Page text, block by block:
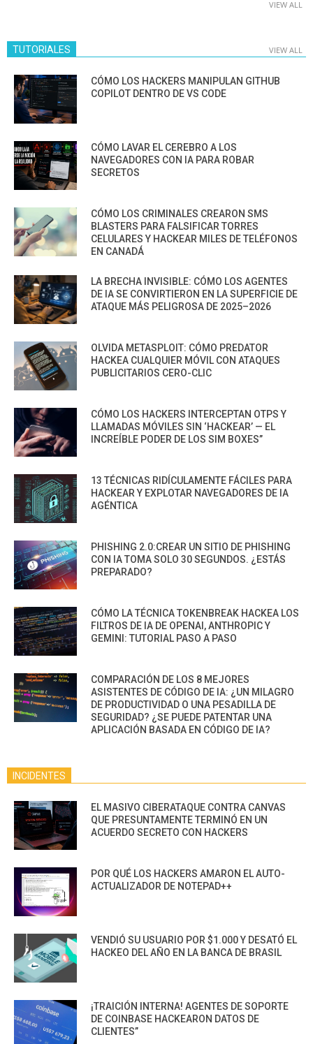
VIEW ALL
TUTORIALES VIEW ALL
CÓMO LOS HACKERS MANIPULAN GITHUB
COPILOT DENTRO DE VS CODE
CÓMO LAVAR EL CEREBRO A LOS
NAVEGADORES CON IA PARA ROBAR
SECRETOS
CÓMO LOS CRIMINALES CREARON SMS
BLASTERS PARA FALSIFICAR TORRES
CELULARES Y HACKEAR MILES DE TELÉFONOS
EN CANADÁ
LA BRECHA INVISIBLE: CÓMO LOS AGENTES
DE IA SE CONVIRTIERON EN LA SUPERFICIE DE
ATAQUE MÁS PELIGROSA DE 2025–2026
OLVIDA METASPLOIT: CÓMO PREDATOR
HACKEA CUALQUIER MÓVIL CON ATAQUES
PUBLICITARIOS CERO-CLIC
CÓMO LOS HACKERS INTERCEPTAN OTPS Y
LLAMADAS MÓVILES SIN ‘HACKEAR’ — EL
INCREÍBLE PODER DE LOS SIM BOXES”
13 TÉCNICAS RIDÍCULAMENTE FÁCILES PARA
HACKEAR Y EXPLOTAR NAVEGADORES DE IA
AGÉNTICA
PHISHING 2.0:CREAR UN SITIO DE PHISHING
CON IA TOMA SOLO 30 SEGUNDOS. ¿ESTÁS
PREPARADO?
CÓMO LA TÉCNICA TOKENBREAK HACKEA LOS
FILTROS DE IA DE OPENAI, ANTHROPIC Y
GEMINI: TUTORIAL PASO A PASO
COMPARACIÓN DE LOS 8 MEJORES
ASISTENTES DE CÓDIGO DE IA: ¿UN MILAGRO
DE PRODUCTIVIDAD O UNA PESADILLA DE
SEGURIDAD? ¿SE PUEDE PATENTAR UNA
APLICACIÓN BASADA EN CÓDIGO DE IA?
INCIDENTES
EL MASIVO CIBERATAQUE CONTRA CANVAS
QUE PRESUNTAMENTE TERMINÓ EN UN
ACUERDO SECRETO CON HACKERS
POR QUÉ LOS HACKERS AMARON EL AUTO-
ACTUALIZADOR DE NOTEPAD++
VENDIÓ SU USUARIO POR $1.000 Y DESATÓ EL
HACKEO DEL AÑO EN LA BANCA DE BRASIL
¡TRAICIÓN INTERNA! AGENTES DE SOPORTE
DE COINBASE HACKEARON DATOS DE
CLIENTES”